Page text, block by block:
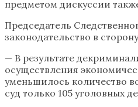
предметом дискуссии
Председатель
законодательство в
— В результате
осуществления
уменьшилось количество
суд только 105 уголовных